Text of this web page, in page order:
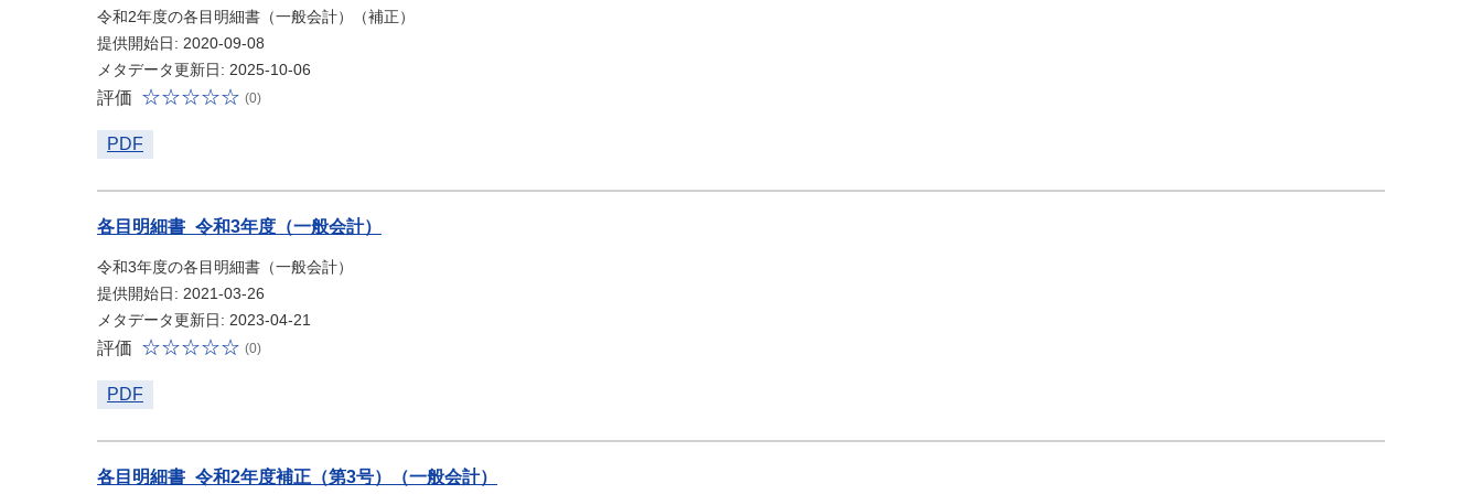
令和2年度の各目明細書（一般会計）（補正）
提供開始日: 2020-09-08
メタデータ更新日: 2025-10-06
評価 (0)
PDF
各目明細書_令和3年度（一般会計）
令和3年度の各目明細書（一般会計）
提供開始日: 2021-03-26
メタデータ更新日: 2023-04-21
評価 (0)
PDF
各目明細書_令和2年度補正（第3号）（一般会計）